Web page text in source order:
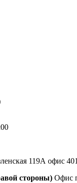
119А офис 401
стороны) Офис